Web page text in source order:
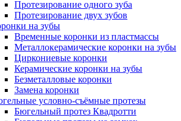
Протезирование одного зуба
Протезирование двух зубов
на зубы
Временные коронки из пластмассы
Металлокерамические коронки на зубы
Циркониевые коронки
Керамические коронки на зубы
Безметалловые коронки
Замена коронки
условно-съёмные протезы
Бюгельный протез Квадротти